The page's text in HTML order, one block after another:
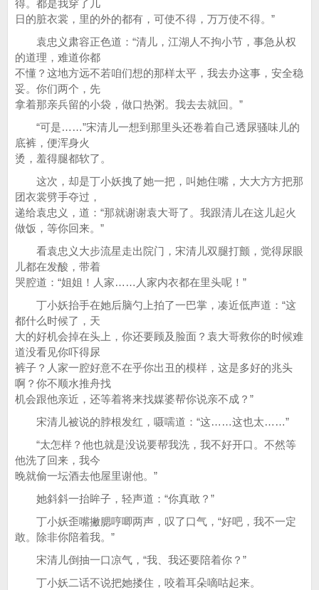
得。都是我穿了几
日的脏衣裳，里的外的都有，可使不得，万万使不得。”
袁忠义肃容正色道：“清儿，江湖人不拘小节，事急从权
的道理，难道你都
不懂？这地方远不若咱们想的那样太平，我去办这事，安全稳
妥。你们两个，先
拿着那亲兵留的小袋，做口热粥。我去去就回。”
“可是……”宋清儿一想到那里头还卷着自己透尿骚味儿的
底裤，便浑身火
烫，羞得腿都软了。
这次，却是丁小妖拽了她一把，叫她住嘴，大大方方把那
团衣裳劈手夺过，
递给袁忠义，道：“那就谢谢袁大哥了。我跟清儿在这儿起火
做饭，等你回来。”
看袁忠义大步流星走出院门，宋清儿双腿打颤，觉得尿眼
儿都在发酸，带着
哭腔道：“姐姐！人家……人家内衣都在里头呢！”
丁小妖抬手在她后脑勺上拍了一巴掌，凑近低声道：“这
都什么时候了，天
大的好机会掉在头上，你还要顾及脸面？袁大哥救你的时候难
道没看见你吓得尿
裤子？人家一腔好意不在乎你出丑的模样，这是多好的兆头
啊？你不顺水推舟找
机会跟他亲近，还等着将来找媒婆帮你说亲不成？”
宋清儿被说的脖根发红，嗫嚅道：“这……这也太……”
“太怎样？他也就是没说要帮我洗，我不好开口。不然等
他洗了回来，我今
晚就偷一坛酒去他屋里谢他。”
她斜斜一抬眸子，轻声道：“你真敢？”
丁小妖歪嘴撇腮哼唧两声，叹了口气，“好吧，我不一定
敢。除非你陪着我。”
宋清儿倒抽一口凉气，“我、我还要陪着你？”
丁小妖二话不说把她搂住，咬着耳朵嘀咕起来。